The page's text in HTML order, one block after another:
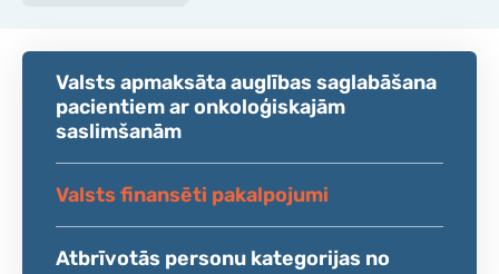
Valsts apmaksāta auglības saglabāšana
pacientiem ar onkoloģiskajām
saslimšanām
Valsts finansēti pakalpojumi
Atbrīvotās personu kategorijas no